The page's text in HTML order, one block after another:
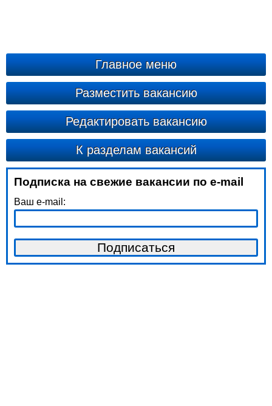
Главное меню
Разместить вакансию
Редактировать вакансию
К разделам вакансий
Подписка на свежие вакансии по e-mail
Ваш e-mail: